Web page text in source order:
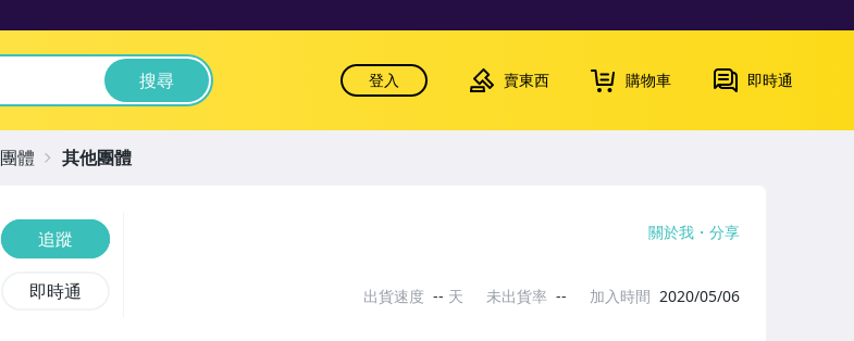
搜尋 登入 賣東西 購物車 即時通
追蹤
即時通
關於我 分享
出貨速度 -- 天 未出貨率 -- 加入時間 2020/05/06
團體 其他團體